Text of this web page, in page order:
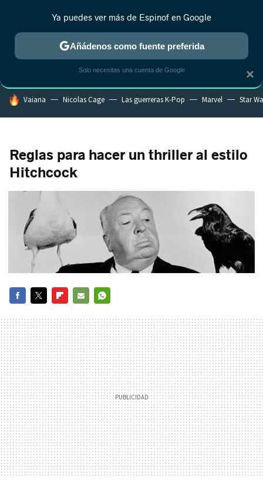
MENÚ NUEVO
ESTRENOS REALITY ANIME RANKINGS CINE
HOY SE HABLA DE
Vaiana Nicolas Cage Las guerreras K-Pop Marvel Star
Reglas para hacer un thriller al estilo
Hitchcock
MAIL
×
Ya puedes ver más de Espinof en Google
Añádenos como fuente preferida
Solo necesitas una cuenta de Google